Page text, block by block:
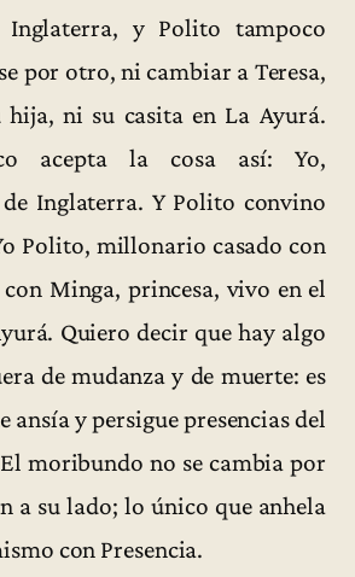
y Polito tampoco
por otro, ni cambiar a Teresa,
hija, ni su casita en La Ayurá.
acepta la cosa así: Yo,
Inglaterra. Y Polito convino
Polito, millonario casado con
con Minga, princesa, vivo en el
Quiero decir que hay algo
de mudanza y de muerte: es
y persigue presencias del
moribundo no se cambia por
a su lado; lo único que anhela
con Presencia.